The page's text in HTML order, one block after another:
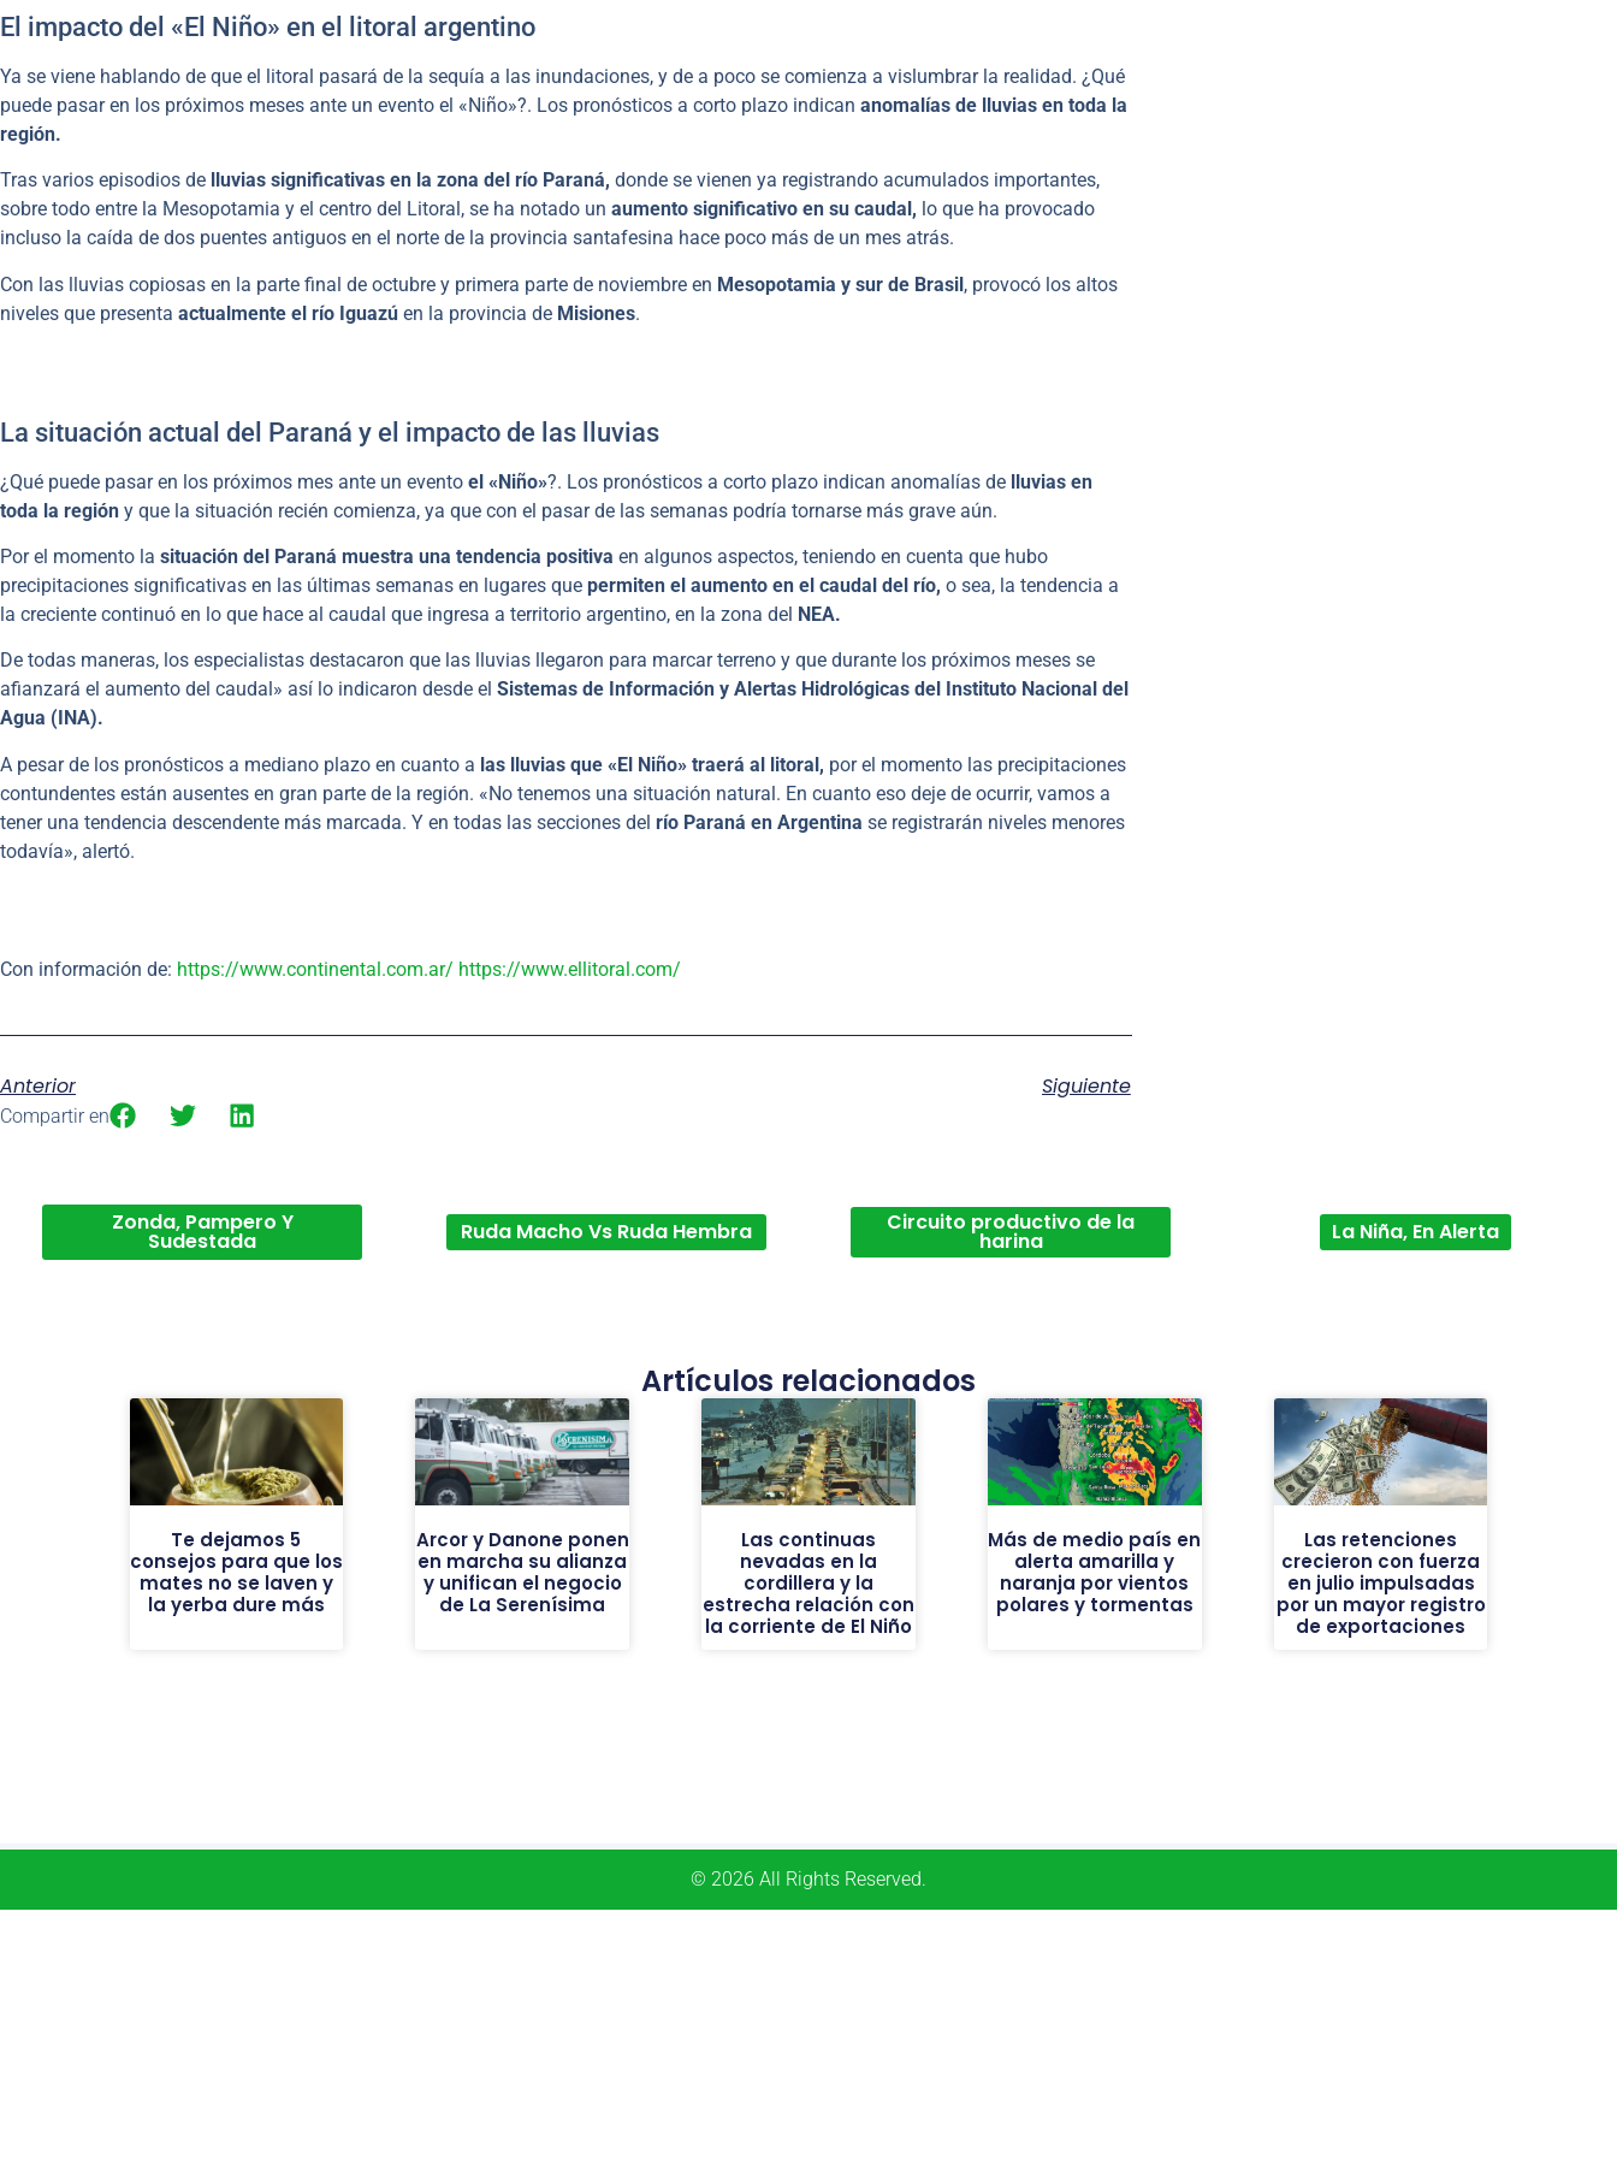
El impacto del «El Niño» en el litoral argentino
Ya se viene hablando de que el litoral pasará de la sequía a las inundaciones, y de a poco se comienza a vislumbrar la realidad. ¿Qué
puede pasar en los próximos meses ante un evento el «Niño»?. Los pronósticos a corto plazo indican anomalías de lluvias en toda la
región.
Tras varios episodios de lluvias significativas en la zona del río Paraná, donde se vienen ya registrando acumulados importantes,
sobre todo entre la Mesopotamia y el centro del Litoral, se ha notado un aumento significativo en su caudal, lo que ha provocado
incluso la caída de dos puentes antiguos en el norte de la provincia santafesina hace poco más de un mes atrás.
Con las lluvias copiosas en la parte final de octubre y primera parte de noviembre en Mesopotamia y sur de Brasil, provocó los altos
niveles que presenta actualmente el río Iguazú en la provincia de Misiones.
La situación actual del Paraná y el impacto de las lluvias
¿Qué puede pasar en los próximos mes ante un evento el «Niño»?. Los pronósticos a corto plazo indican anomalías de lluvias en
toda la región y que la situación recién comienza, ya que con el pasar de las semanas podría tornarse más grave aún.
Por el momento la situación del Paraná muestra una tendencia positiva en algunos aspectos, teniendo en cuenta que hubo
precipitaciones significativas en las últimas semanas en lugares que permiten el aumento en el caudal del río, o sea, la tendencia a
la creciente continuó en lo que hace al caudal que ingresa a territorio argentino, en la zona del NEA.
De todas maneras, los especialistas destacaron que las lluvias llegaron para marcar terreno y que durante los próximos meses se
afianzará el aumento del caudal» así lo indicaron desde el Sistemas de Información y Alertas Hidrológicas del Instituto Nacional del
Agua (INA).
A pesar de los pronósticos a mediano plazo en cuanto a las lluvias que «El Niño» traerá al litoral, por el momento las precipitaciones
contundentes están ausentes en gran parte de la región. «No tenemos una situación natural. En cuanto eso deje de ocurrir, vamos a
tener una tendencia descendente más marcada. Y en todas las secciones del río Paraná en Argentina se registrarán niveles menores
todavía», alertó.
Con información de: https://www.continental.com.ar/ https://www.ellitoral.com/
Anterior Siguiente
Compartir en
Zonda, Pampero Y
Sudestada Ruda Macho Vs Ruda Hembra Circuito productivo de la
harina La Niña, En Alerta
Artículos relacionados
Te dejamos 5
consejos para que los
mates no se laven y
la yerba dure más
Arcor y Danone ponen
en marcha su alianza
y unifican el negocio
de La Serenísima
Las continuas
nevadas en la
cordillera y la
estrecha relación con
la corriente de El Niño
Más de medio país en
alerta amarilla y
naranja por vientos
polares y tormentas
Las retenciones
crecieron con fuerza
en julio impulsadas
por un mayor registro
de exportaciones
© 2026 All Rights Reserved.